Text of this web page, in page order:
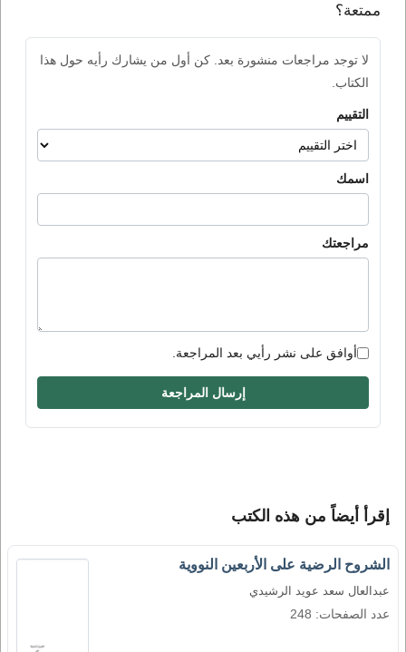
ممتعة؟
لا توجد مراجعات منشورة بعد. كن أول من يشارك رأيه حول هذا
الكتاب.
التقييم
اسمك
مراجعتك
أوافق على نشر رأيي بعد المراجعة.
إرسال المراجعة
إقرأ أيضاً من هذه الكتب
الشروح الرضية على الأربعين النووية
عبدالعال سعد عويد الرشيدي
عدد الصفحات: 248